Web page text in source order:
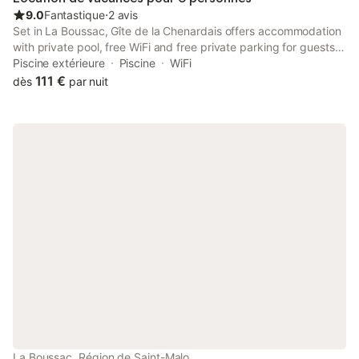
9.0Fantastique⋅2 avis
Set in La Boussac, Gîte de la Chenardais offers accommodation
with private pool, free WiFi and free private parking for guests
who drive. The property has garden views and is 22 km from
Mont Saint-Michel and 30 km from Port of Houle.
Piscine extérieure Piscine
WiFi
dès 111 € par nuit